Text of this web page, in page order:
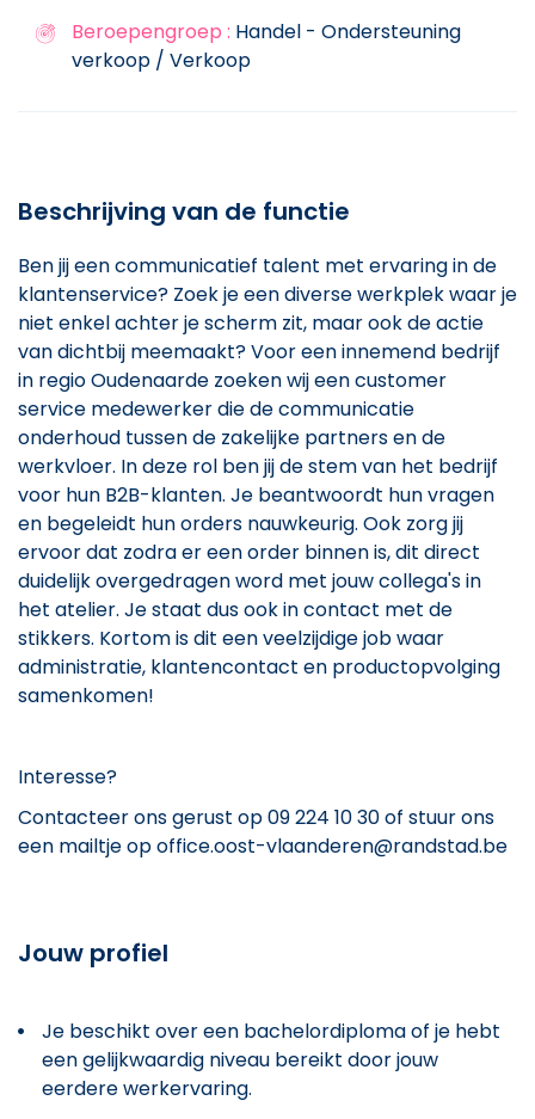
Beroepengroep : Handel - Ondersteuning
verkoop / Verkoop
Beschrijving van de functie
Ben jij een communicatief talent met ervaring in de
klantenservice? Zoek je een diverse werkplek waar je
niet enkel achter je scherm zit, maar ook de actie
van dichtbij meemaakt? Voor een innemend bedrijf
in regio Oudenaarde zoeken wij een customer
service medewerker die de communicatie
onderhoud tussen de zakelijke partners en de
werkvloer. In deze rol ben jij de stem van het bedrijf
voor hun B2B-klanten. Je beantwoordt hun vragen
en begeleidt hun orders nauwkeurig. Ook zorg jij
ervoor dat zodra er een order binnen is, dit direct
duidelijk overgedragen word met jouw collega's in
het atelier. Je staat dus ook in contact met de
stikkers. Kortom is dit een veelzijdige job waar
administratie, klantencontact en productopvolging
samenkomen!
Interesse?
Contacteer ons gerust op 09 224 10 30 of stuur ons
een mailtje op office.oost-vlaanderen@randstad.be
Jouw profiel
Je beschikt over een bachelordiploma of je hebt
een gelijkwaardig niveau bereikt door jouw
eerdere werkervaring.